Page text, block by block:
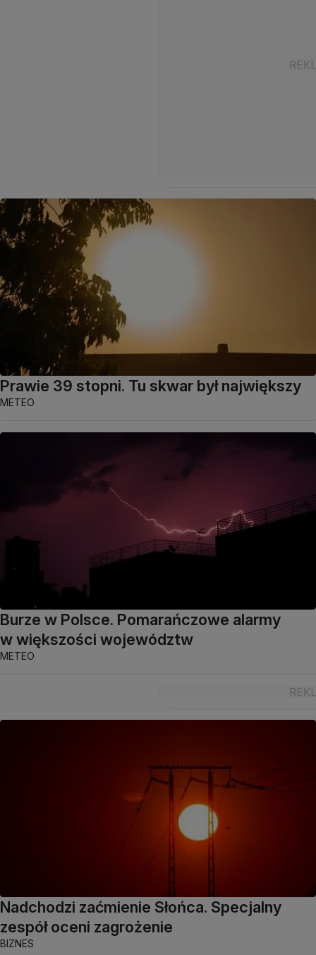
Prawie 39 stopni. Tu skwar był największy
METEO
Burze w Polsce. Pomarańczowe alarmy
w większości województw
METEO
Nadchodzi zaćmienie Słońca. Specjalny
zespół oceni zagrożenie
BIZNES